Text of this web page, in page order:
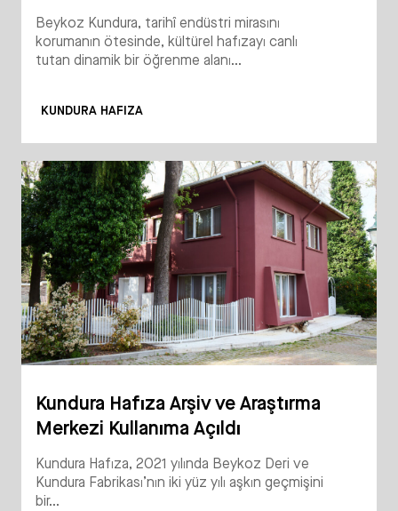
Beykoz Kundura, tarihî endüstri mirasını
korumanın ötesinde, kültürel hafızayı canlı
tutan dinamik bir öğrenme alanı...
KUNDURA HAFIZA
Kundura Hafıza Arşiv ve Araştırma
Merkezi Kullanıma Açıldı
Kundura Hafıza, 2021 yılında Beykoz Deri ve
Kundura Fabrikası’nın iki yüz yılı aşkın geçmişini
bir...